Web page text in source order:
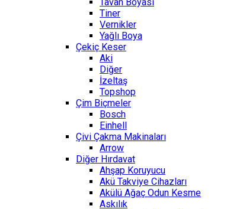
Tiner
Vernikler
Yağlı Boya
Çekiç Keser
Aki
Diğer
İzeltaş
Topshop
Çim Biçmeler
Bosch
Einhell
Çivi Çakma Makinaları
Arrow
Diğer Hırdavat
Ahşap Koruyucu
Akü Takviye Cihazları
Akülü Ağaç Odun Kesme
Askılık